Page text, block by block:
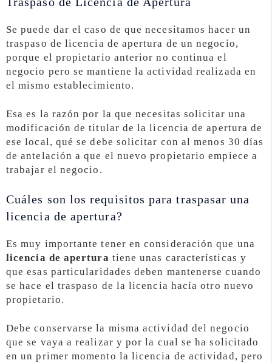
Se puede dar el caso de que necesitamos hacer un
traspaso de licencia de apertura de un negocio,
porque el propietario anterior no continua el
negocio pero se mantiene la actividad realizada en
el mismo establecimiento.
Esa es la razón por la que necesitas solicitar una
modificación de titular de la licencia de apertura de
ese local, qué se debe solicitar con al menos 30 días
de antelación a que el nuevo propietario empiece a
trabajar el negocio.
Cuáles son los requisitos para traspasar una
licencia de apertura?
Es muy importante tener en consideración que una
licencia de apertura tiene unas características y
que esas particularidades deben mantenerse cuando
se hace el traspaso de la licencia hacía otro nuevo
propietario.
Debe conservarse la misma actividad del negocio
que se vaya a realizar y por la cual se ha solicitado
en un primer momento la licencia de actividad, pero